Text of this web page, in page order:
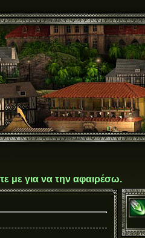
με για να την αφαιρέσω.